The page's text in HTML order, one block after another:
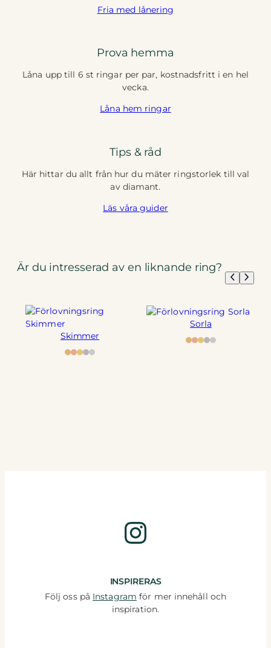
Fria med lånering
Prova hemma
Låna upp till 6 st ringar per par, kostnadsfritt i en hel
vecka.
Låna hem ringar
Tips & råd
Här hittar du allt från hur du mäter ringstorlek till val
av diamant.
Läs våra guider
Är du intresserad av en liknande ring?
Skimmer
Sorla
Instagram
INSPIRERAS
Följ oss på Instagram för mer innehåll och
inspiration.